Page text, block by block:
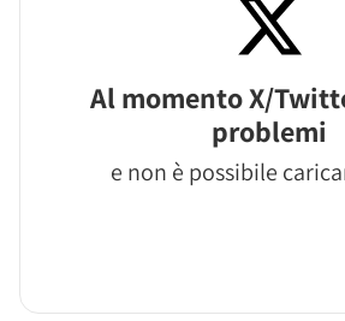
Al momento X/
problemi
e non è possibile